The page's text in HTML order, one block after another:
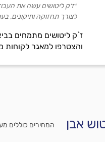
ז`ק ליטושים מתמחים
והצטרפו למאגר לקוחות
״ז׳ק ליטושים עשה את
לצורך תחזוקה ותיקונים,
אבן המחירים כוללים